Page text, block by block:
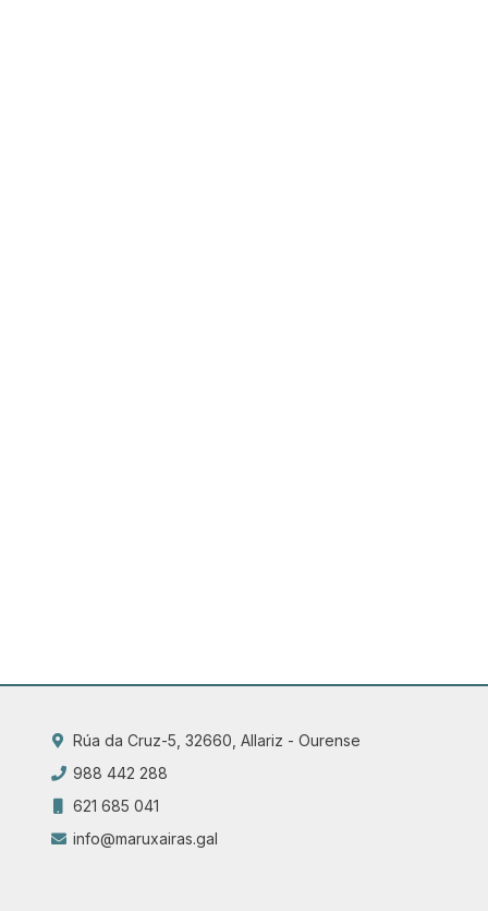
Rúa da Cruz-5, 32660, Allariz - Ourense
988 442 288
621 685 041
info@maruxairas.gal